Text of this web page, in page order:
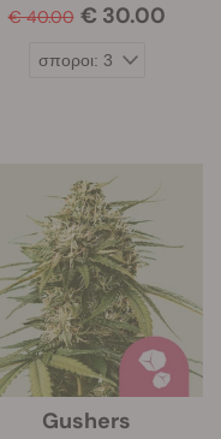
€ 40.00 € 30.00
Gushers